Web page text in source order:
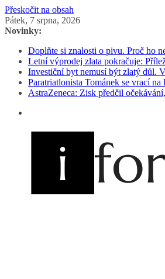
Přeskočit na obsah
Pátek, 7 srpna, 2026
Novinky:
Doplňte si znalosti o pivu. Proč ho
Letní výprodej zlata pokračuje:
Investiční byt nemusí být zlatý důl.
Paratriatlonista Tománek se vrací
AstraZeneca: Zisk předčil